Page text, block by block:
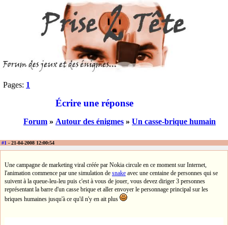
Pages: 1
Écrire une réponse
Forum » Autour des énigmes » Un casse-brique humain
#1 - 21-04-2008 12:00:54
Une campagne de marketing viral créée par Nokia circule en ce moment sur Internet,
l'animation commence par une simulation de snake avec une centaine de personnes qui se
suivent à la queue-leu-leu puis c'est à vous de jouer, vous devez diriger 3 personnes
représentant la barre d'un casse brique et aller envoyer le personnage principal sur les
briques humaines jusqu'à ce qu'il n'y en ait plus